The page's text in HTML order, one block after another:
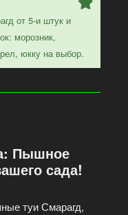
от 5-и штук и
морозник,
юкку на выбор.
Пышное
сада!
туи Смарагд,